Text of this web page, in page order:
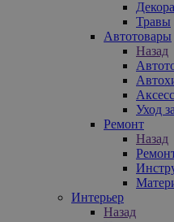
Травы
Автотовары
Назад
Уход
Ремонт
Назад
Интерьер
Назад